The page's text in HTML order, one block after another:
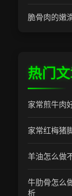
脆骨肉的嫩
热门
家常煎牛肉
家常红梅猪
羊油怎么做
牛肋骨怎么
析